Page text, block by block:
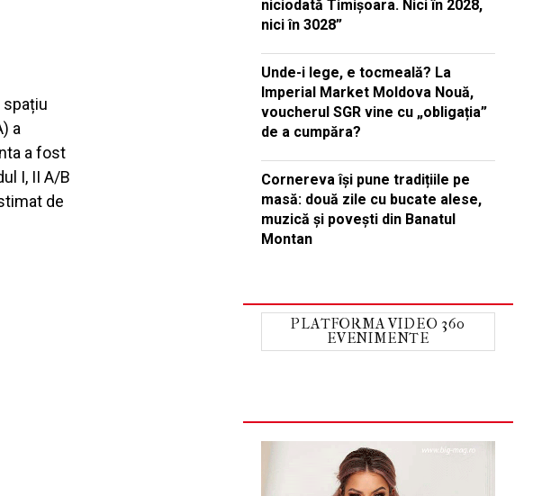
spațiu
a
a fost
I, II A/B
de
niciodată Timişoara. Nici în 2028,
nici în 3028”
Unde-i lege, e tocmeală? La
Imperial Market Moldova Nouă,
voucherul SGR vine cu „obligația”
de a cumpăra?
Cornereva își pune tradițiile pe
masă: două zile cu bucate alese,
muzică și povești din Banatul
Montan
PLATFORMA VIDEO 360
EVENIMENTE